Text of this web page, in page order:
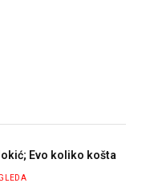
Evo koliko košta